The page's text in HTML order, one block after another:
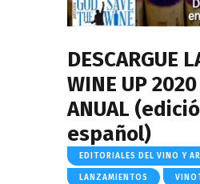
DESCARGUE
WINE UP
ANUAL
español)
EDITORIALES DEL VINO Y
LANZAMIENTOS